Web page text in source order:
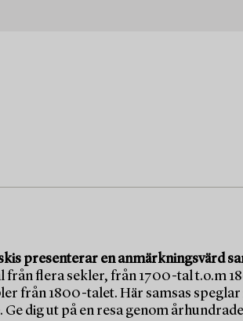
presenterar en anmärkningsvärd
från flera sekler, från 1700-tal t.o.m
från 1800-talet. Här samsas
Ge dig ut på en resa genom